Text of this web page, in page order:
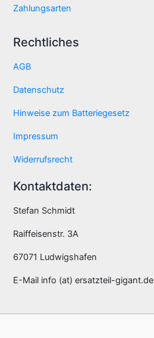
Zahlungsarten
Rechtliches
AGB
Datenschutz
Hinweise zum Batteriegesetz
Impressum
Widerrufsrecht
Kontaktdaten:
Stefan Schmidt
Raiffeisenstr. 3A
67071 Ludwigshafen
E-Mail info (at) ersatzteil-gigant.de